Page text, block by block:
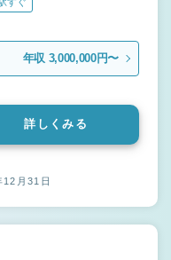
年収 3,000,000円〜
詳しくみる
12月31日